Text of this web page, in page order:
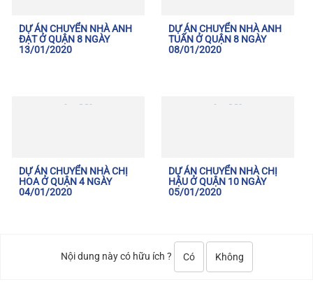
DỰ ÁN CHUYỂN NHÀ ANH
ĐẠT Ở QUẬN 8 NGÀY
13/01/2020
DỰ ÁN CHUYỂN NHÀ ANH
TUẤN Ở QUẬN 8 NGÀY
08/01/2020
DỰ ÁN CHUYỂN NHÀ CHỊ
HOA Ở QUẬN 4 NGÀY
04/01/2020
DỰ ÁN CHUYỂN NHÀ CHỊ
HẬU Ở QUẬN 10 NGÀY
05/01/2020
Nội dung này có hữu ích ? Có Không